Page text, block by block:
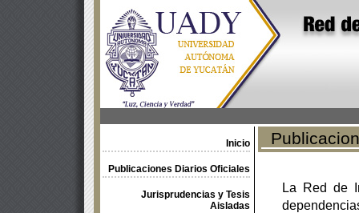
Inicio
Publicaciones Diarios Oficiales
Jurisprudencias y Tesis
Aisladas
La Red de